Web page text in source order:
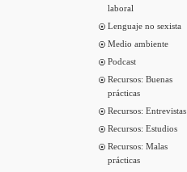
laboral
Lenguaje no sexista
Medio ambiente
Podcast
Recursos: Buenas
prácticas
Recursos: Entrevistas
Recursos: Estudios
Recursos: Malas
prácticas